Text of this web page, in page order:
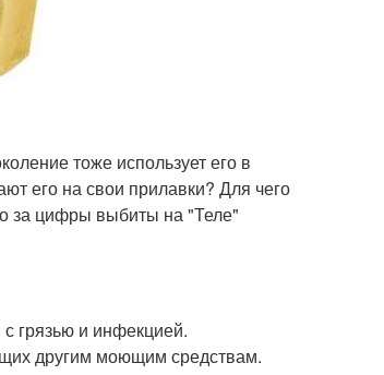
тоже использует его в
его на свои прилавки? Для чего
за цифры выбиты на "Теле"
грязью и инфекцией.
другим моющим средствам.